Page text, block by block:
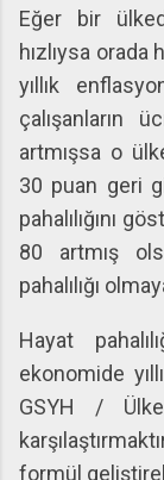
Eğer bir
hızlıysa orada
yıllık
çalışanların
artmışsa o
30 puan geri
pahalılığını
80 artmış
pahalılığı
Hayat
ekonomide
GSYH / Ülke
formül